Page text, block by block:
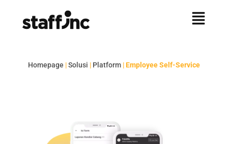
Homepage |Solusi | Platform |Employee Self-Service